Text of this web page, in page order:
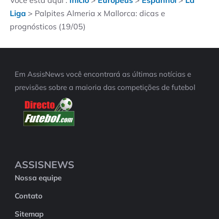
Liga > Palpites Almeria x Mallorca: dicas e
prognósticos (19/05)
Em AssisNews você encontrará as últimas notícias e
previsões sobre a maioria das competições de futebol
ASSISNEWS
Nossa equipe
Contato
Sitemap